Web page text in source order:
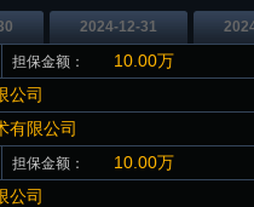
2024-12-31
担保金额： 10.00万
公司
有限公司
担保金额： 10.00万
公司